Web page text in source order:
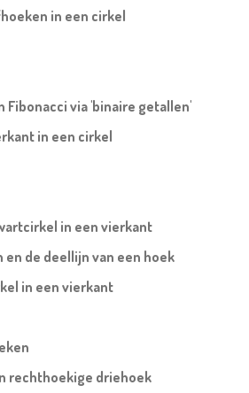
in een cirkel
Fibonacci via 'binaire getallen'
in een cirkel
in een vierkant
en de deellijn van een hoek
in een vierkant
rechthoekige driehoek